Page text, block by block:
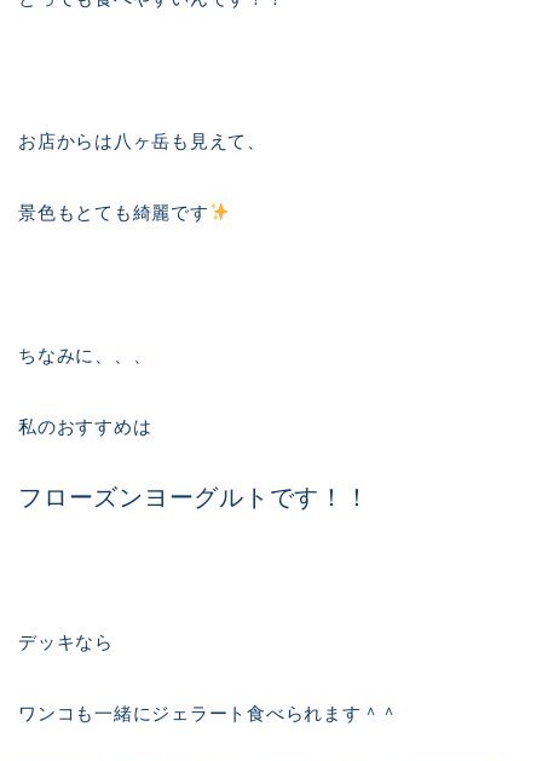
お店からは八ヶ岳も見えて、
景色もとても綺麗です
ちなみに、、、
私のおすすめは
フローズンヨーグルトです！！
デッキなら
ワンコも一緒にジェラート食べられます＾＾